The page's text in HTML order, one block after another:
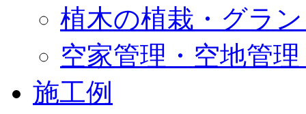
植木の植栽・グラ
空家管理・空地管
施工例